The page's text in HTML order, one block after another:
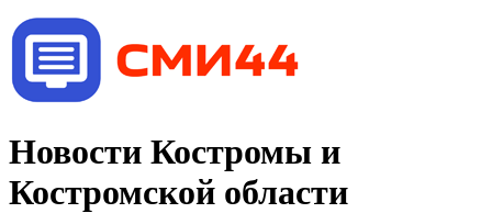
Новости Костромы и
Костромской области